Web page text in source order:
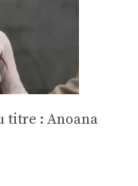
titre : Anoana